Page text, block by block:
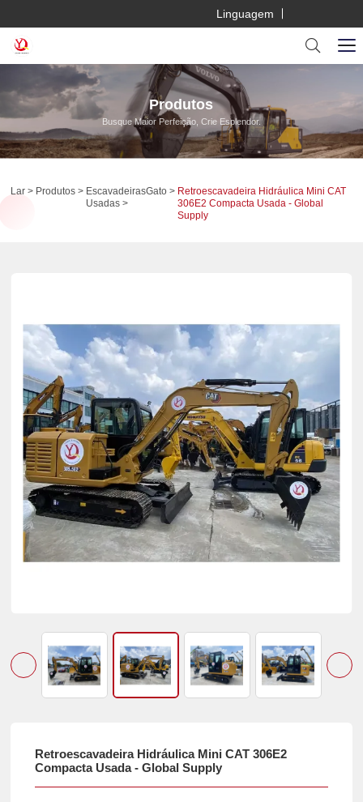
Linguagem
Produtos
Busque Maior Perfeição, Crie Esplendor.
Lar Produtos
Escavadeiras
Usadas
Gato
Retroescavadeira Hidráulica Mini CAT
306E2 Compacta Usada - Global
Supply
Retroescavadeira Hidráulica Mini CAT 306E2
Compacta Usada - Global Supply